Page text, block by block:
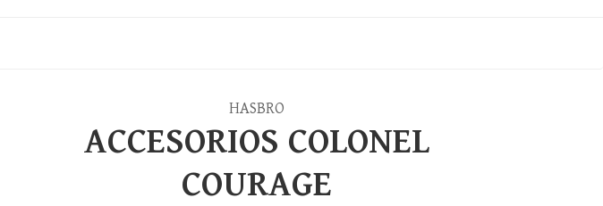
HASBRO
ACCESORIOS COLONEL
COURAGE